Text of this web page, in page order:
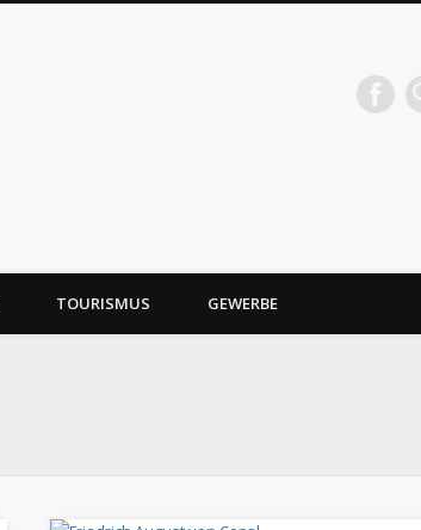
TOURISMUS GEWERBE